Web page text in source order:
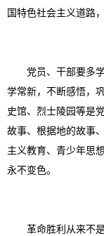
国特色社会主义道路
党员、干部要多学
学常新，不断感悟，
史馆、烈士陵园等是
故事、根据地的故事
主义教育、青少年思
永不变色。
革命胜利从来不是